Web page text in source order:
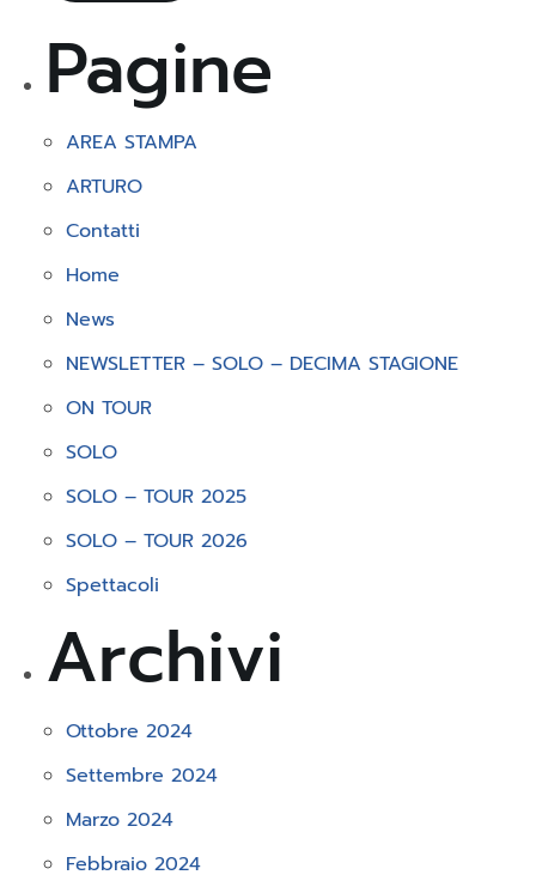
Pagine
AREA STAMPA
ARTURO
Contatti
Home
News
NEWSLETTER – SOLO – DECIMA STAGIONE
ON TOUR
SOLO
SOLO – TOUR 2025
SOLO – TOUR 2026
Spettacoli
Archivi
Ottobre 2024
Settembre 2024
Marzo 2024
Febbraio 2024